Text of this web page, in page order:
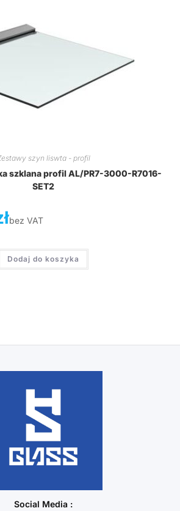
szyn liswta - profil
szklana profil AL/PR7-3000-R7016-
SET2
bez VAT
Dodaj do koszyka
Social Media :